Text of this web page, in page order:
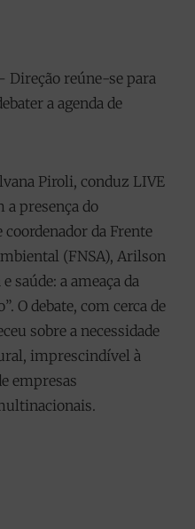
Direção reúne-se para
a agenda de
Piroli, conduz LIVE
a presença do
da Frente
(FNSA), Arilson
saúde: a ameaça da
O debate, com cerca de
sobre a necessidade
imprescindível à
empresas